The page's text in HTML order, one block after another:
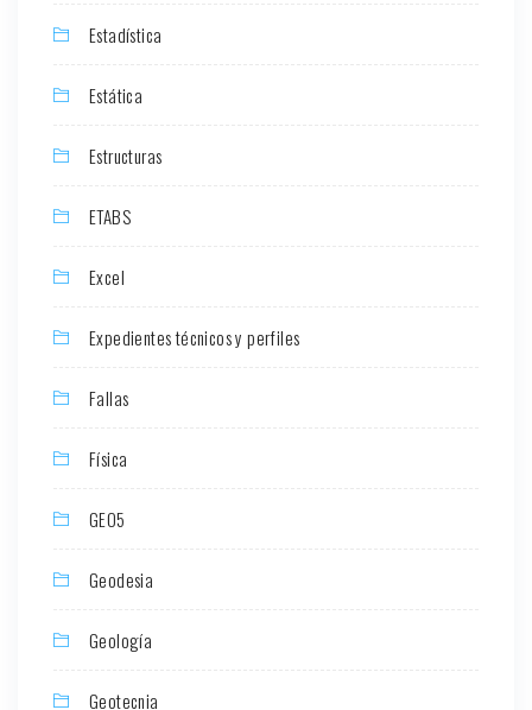
Estadística
Estática
Estructuras
ETABS
Excel
Expedientes técnicos y perfiles
Fallas
Física
GEO5
Geodesia
Geología
Geotecnia